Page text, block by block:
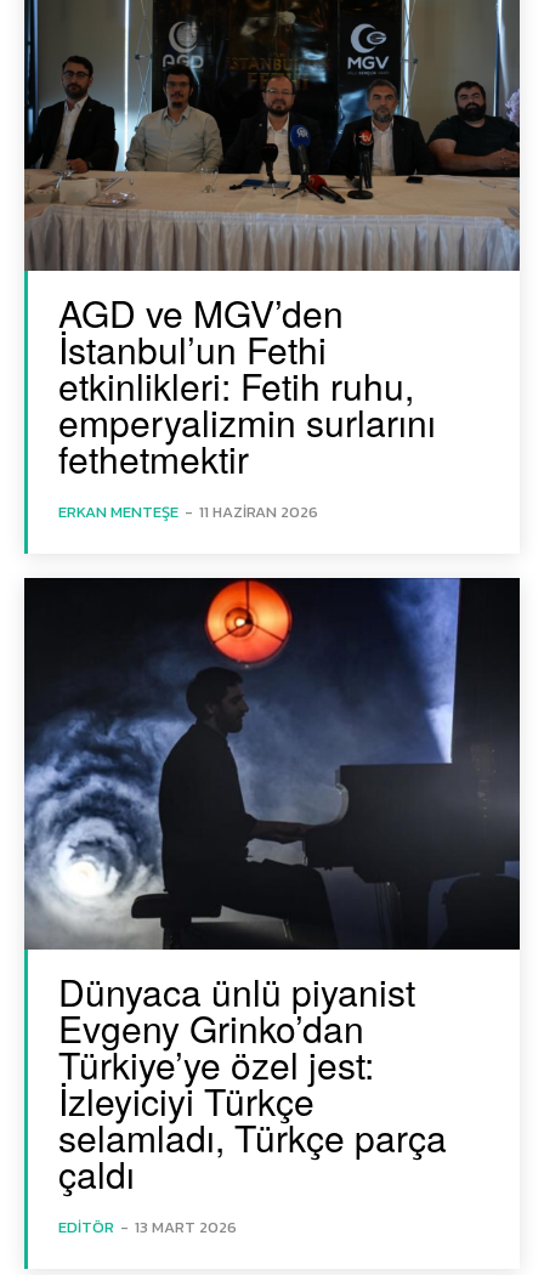
AGD ve MGV’den
İstanbul’un Fethi
etkinlikleri: Fetih ruhu,
emperyalizmin surlarını
fethetmektir
ERKAN MENTEŞE - 11 HAZIRAN 2026
Dünyaca ünlü piyanist
Evgeny Grinko’dan
Türkiye’ye özel jest:
İzleyiciyi Türkçe
selamladı, Türkçe parça
çaldı
EDITÖR - 13 MART 2026